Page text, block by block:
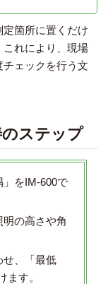
箇所に置くだけ
れにより、現場
ェックを行う文
ステップ
をIM-600で
の高さや角
せ、「最低
す。